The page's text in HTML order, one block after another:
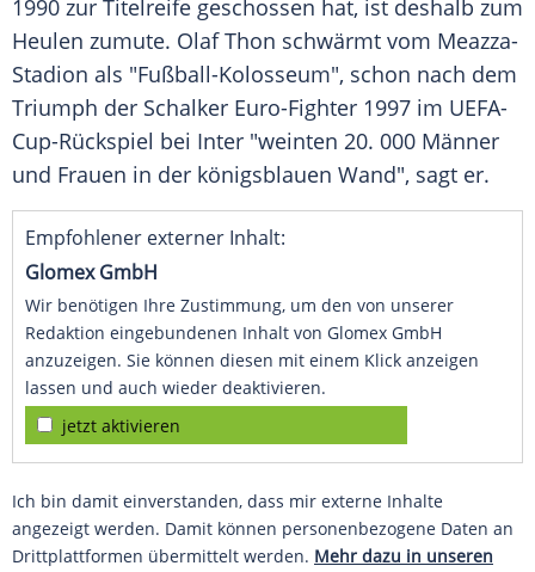
1990 zur Titelreife geschossen hat, ist deshalb zum
Heulen zumute. Olaf Thon schwärmt vom Meazza-
Stadion als "Fußball-Kolosseum", schon nach dem
Triumph der Schalker Euro-Fighter 1997 im UEFA-
Cup-Rückspiel bei Inter "weinten 20. 000 Männer
und Frauen in der königsblauen Wand", sagt er.
Empfohlener externer Inhalt:
Glomex GmbH
Wir benötigen Ihre Zustimmung, um den von unserer
Redaktion eingebundenen Inhalt von Glomex GmbH
anzuzeigen. Sie können diesen mit einem Klick anzeigen
lassen und auch wieder deaktivieren.
jetzt aktivieren
Ich bin damit einverstanden, dass mir externe Inhalte
angezeigt werden. Damit können personenbezogene Daten an
Drittplattformen übermittelt werden. Mehr dazu in unseren